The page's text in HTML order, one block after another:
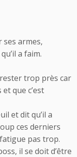
ses armes,
a faim.
trop près car
que c’est
et dit qu’il a
ces derniers
pas trop.
il se doit d’être